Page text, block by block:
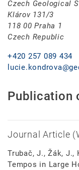
Czech Geological
Klárov 131/3
118 00 Praha 1
Czech Republic
+420 257 089 434
Publication
Journal Article
Trubač, J., Žák, J.,
Tempos in Large